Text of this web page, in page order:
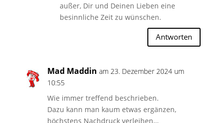
außer, Dir und Deinen Lieben eine
besinnliche Zeit zu wünschen.
Antworten
Mad Maddin am 23. Dezember 2024 um
10:55
Wie immer treffend beschrieben.
Dazu kann man kaum etwas ergänzen,
höchstens Nachdruck verleihen…